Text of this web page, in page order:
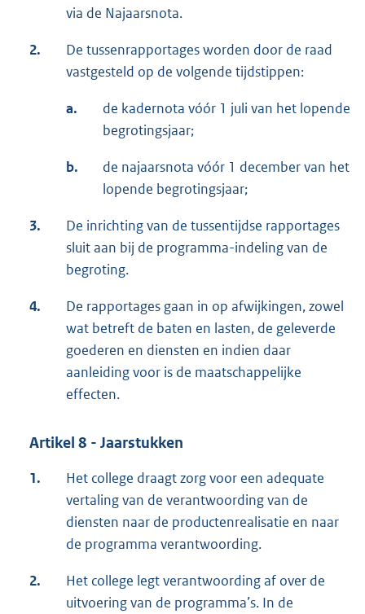
via de Najaarsnota.
2.
De tussenrapportages worden door de raad
vastgesteld op de volgende tijdstippen:
a.
de kadernota vóór 1 juli van het lopende
begrotingsjaar;
b.
de najaarsnota vóór 1 december van het
lopende begrotingsjaar;
3.
De inrichting van de tussentijdse rapportages
sluit aan bij de programma-indeling van de
begroting.
4.
De rapportages gaan in op afwijkingen, zowel
wat betreft de baten en lasten, de geleverde
goederen en diensten en indien daar
aanleiding voor is de maatschappelijke
effecten.
Artikel 8 - Jaarstukken
1.
Het college draagt zorg voor een adequate
vertaling van de verantwoording van de
diensten naar de productenrealisatie en naar
de programma verantwoording.
2.
Het college legt verantwoording af over de
uitvoering van de programma’s. In de